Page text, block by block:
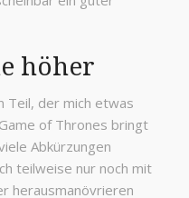
höher
Teil, der mich etwas
of Thrones bringt
Abkürzungen
teilweise nur noch mit
herausmanövrieren